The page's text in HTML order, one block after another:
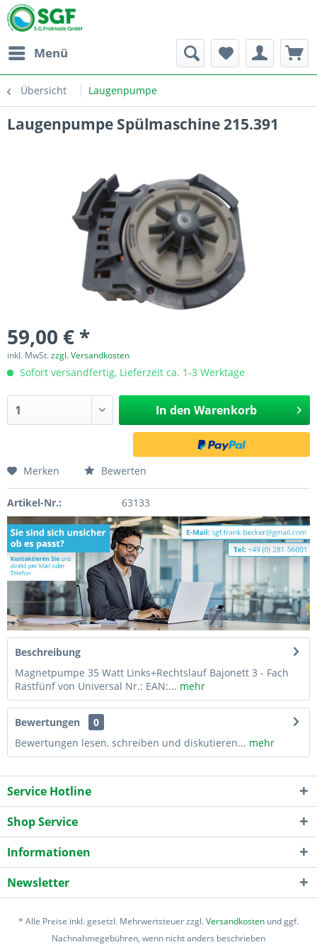
Menü
Übersicht Laugenpumpe
Laugenpumpe Spülmaschine 215.391
59,00 € *
inkl. MwSt.zzgl. Versandkosten
Sofort versandfertig, Lieferzeit ca. 1-3 Werktage
In den Warenkorb
Merken Bewerten
Artikel-Nr.: 63133
Beschreibung
Magnetpumpe 35 Watt Links+Rechtslauf Bajonett 3 - Fach
Rastfünf von Universal Nr.: EAN:... mehr
Bewertungen
0
Bewertungen lesen, schreiben und diskutieren... mehr
Service Hotline
Shop Service
Informationen
Newsletter
* Alle Preise inkl. gesetzl. Mehrwertsteuer zzgl.Versandkosten und ggf.
Nachnahmegebühren, wenn nicht anders beschrieben